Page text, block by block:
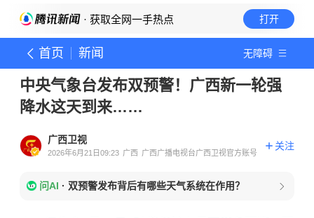
· 获取全网一手热点 打开
首页 新闻 无障碍
中央气象台发布双预警！广西新一轮强
降水这天到来……
广西卫视
2026年6月21日09:23 广西 广西广播电视台广西卫视官方账号
关注
问AI · 双预警发布背后有哪些天气系统在作用？